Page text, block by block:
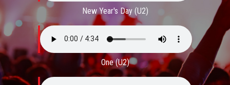
New Year's Day (U2)
One (U2)